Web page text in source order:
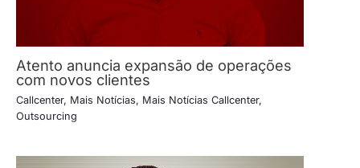
Atento anuncia expansão de operações
com novos clientes
Callcenter, Mais Notícias, Mais Notícias Callcenter,
Outsourcing